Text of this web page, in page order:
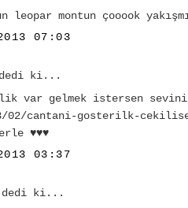
leopar montun çooook
07:03
ki...
var gelmek istersen
02/cantani-gosterilk-
♥♥♥
03:37
ki...